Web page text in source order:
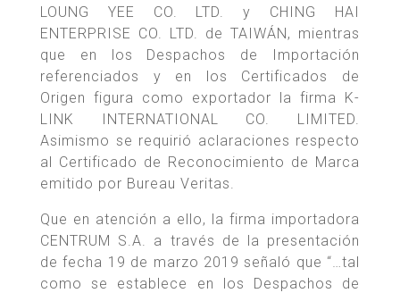
LOUNG YEE CO. LTD. y CHING HAI
ENTERPRISE CO. LTD. de TAIWÁN, mientras
que en los Despachos de Importación
referenciados y en los Certificados de
Origen figura como exportador la firma K-
LINK INTERNATIONAL CO. LIMITED.
Asimismo se requirió aclaraciones respecto
al Certificado de Reconocimiento de Marca
emitido por Bureau Veritas.
Que en atención a ello, la firma importadora
CENTRUM S.A. a través de la presentación
de fecha 19 de marzo 2019 señaló que “…tal
como se establece en los Despachos de